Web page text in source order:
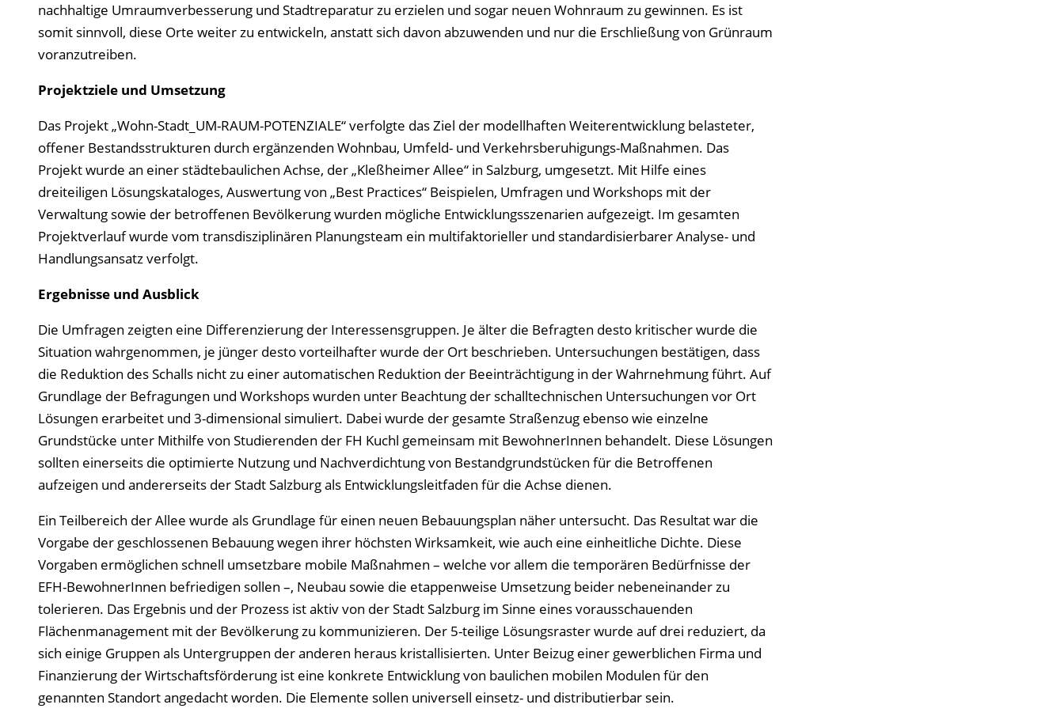
nachhaltige Umraumverbesserung und Stadtreparatur zu erzielen und sogar neuen Wohnraum zu gewinnen. Es ist
somit sinnvoll, diese Orte weiter zu entwickeln, anstatt sich davon abzuwenden und nur die Erschließung von Grünraum
voranzutreiben.
Projektziele und Umsetzung
Das Projekt „Wohn-Stadt_UM-RAUM-POTENZIALE“ verfolgte das Ziel der modellhaften Weiterentwicklung belasteter,
offener Bestandsstrukturen durch ergänzenden Wohnbau, Umfeld- und Verkehrsberuhigungs-Maßnahmen. Das
Projekt wurde an einer städtebaulichen Achse, der „Kleßheimer Allee“ in Salzburg, umgesetzt. Mit Hilfe eines
dreiteiligen Lösungskataloges, Auswertung von „Best Practices“ Beispielen, Umfragen und Workshops mit der
Verwaltung sowie der betroffenen Bevölkerung wurden mögliche Entwicklungsszenarien aufgezeigt. Im gesamten
Projektverlauf wurde vom transdisziplinären Planungsteam ein multifaktorieller und standardisierbarer Analyse- und
Handlungsansatz verfolgt.
Ergebnisse und Ausblick
Die Umfragen zeigten eine Differenzierung der Interessensgruppen. Je älter die Befragten desto kritischer wurde die
Situation wahrgenommen, je jünger desto vorteilhafter wurde der Ort beschrieben. Untersuchungen bestätigen, dass
die Reduktion des Schalls nicht zu einer automatischen Reduktion der Beeinträchtigung in der Wahrnehmung führt. Auf
Grundlage der Befragungen und Workshops wurden unter Beachtung der schalltechnischen Untersuchungen vor Ort
Lösungen erarbeitet und 3-dimensional simuliert. Dabei wurde der gesamte Straßenzug ebenso wie einzelne
Grundstücke unter Mithilfe von Studierenden der FH Kuchl gemeinsam mit BewohnerInnen behandelt. Diese Lösungen
sollten einerseits die optimierte Nutzung und Nachverdichtung von Bestandgrundstücken für die Betroffenen
aufzeigen und andererseits der Stadt Salzburg als Entwicklungsleitfaden für die Achse dienen.
Ein Teilbereich der Allee wurde als Grundlage für einen neuen Bebauungsplan näher untersucht. Das Resultat war die
Vorgabe der geschlossenen Bebauung wegen ihrer höchsten Wirksamkeit, wie auch eine einheitliche Dichte. Diese
Vorgaben ermöglichen schnell umsetzbare mobile Maßnahmen – welche vor allem die temporären Bedürfnisse der
EFH-BewohnerInnen befriedigen sollen –, Neubau sowie die etappenweise Umsetzung beider nebeneinander zu
tolerieren. Das Ergebnis und der Prozess ist aktiv von der Stadt Salzburg im Sinne eines vorausschauenden
Flächenmanagement mit der Bevölkerung zu kommunizieren. Der 5-teilige Lösungsraster wurde auf drei reduziert, da
sich einige Gruppen als Untergruppen der anderen heraus kristallisierten. Unter Beizug einer gewerblichen Firma und
Finanzierung der Wirtschaftsförderung ist eine konkrete Entwicklung von baulichen mobilen Modulen für den
genannten Standort angedacht worden. Die Elemente sollen universell einsetz- und distributierbar sein.